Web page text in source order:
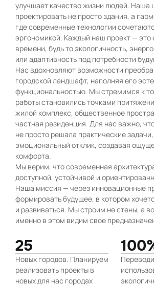
улучшает качество жизни людей. Наша
проектировать не просто здания, а
где современные технологии
эргономикой. Каждый наш проект — это
времени, будь то экологичность,
или адаптивность под потребности
Нас вдохновляют возможности
городской ландшафт, наполняя его
функциональностью. Мы стремимся к
работы становились точками
жилой комплекс, общественное
частная резиденция. Для нас важно,
не просто решала практические
эмоциональный отклик, создавая
комфорта.
Мы верим, что современная
доступной, устойчивой и
Наша миссия — через инновационные
формировать будущее, в котором
и развиваться. Мы строим не стены, а
именно в этом видим свое
25
Новых городов. Планируем
реализовать проекты в
новых для нас городах